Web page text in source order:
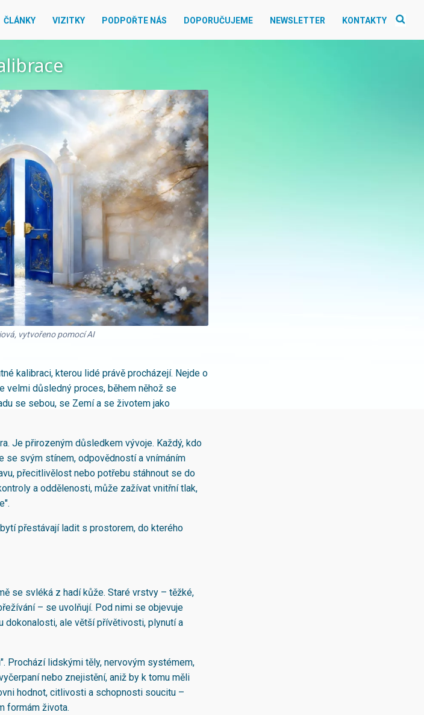
ČLÁNKY VIZITKY PODPOŘTE NÁS DOPORUČUJEME NEWSLETTER KONTAKTY
vytvořeno pomocí AI
kalibraci, kterou lidé právě procházejí. Nejde o
velmi důsledný proces, během něhož se
se sebou, se Zemí a se životem jako
Je přirozeným důsledkem vývoje. Každý, kdo
se svým stínem, odpovědností a vnímáním
přecitlivělost nebo potřebu stáhnout se do
a oddělenosti, může zažívat vnitřní tlak,
přestávají ladit s prostorem, do kterého
se svléká z hadí kůže. Staré vrstvy – těžké,
– se uvolňují. Pod nimi se objevuje
dokonalosti, ale větší přívětivosti, plynutí a
Prochází lidskými těly, nervovým systémem,
nebo znejistění, aniž by k tomu měli
hodnot, citlivosti a schopnosti soucitu –
formám života.